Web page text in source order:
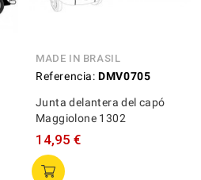
MADE IN BRASIL
Referencia: DMV0705
Junta delantera del capó
Maggiolone 1302
14,95 €